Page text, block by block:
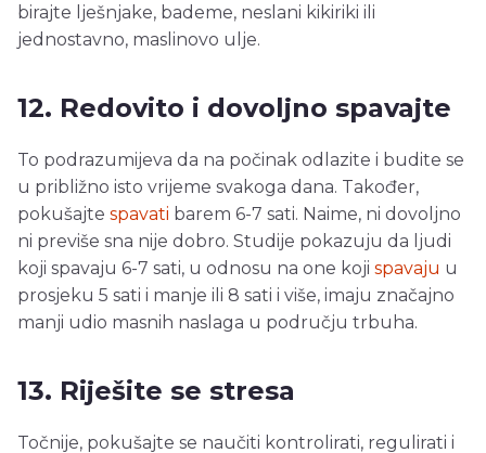
birajte lješnjake, bademe, neslani kikiriki ili
jednostavno, maslinovo ulje.
12. Redovito i dovoljno spavajte
To podrazumijeva da na počinak odlazite i budite se
u približno isto vrijeme svakoga dana. Također,
pokušajte spavati barem 6-7 sati. Naime, ni dovoljno
ni previše sna nije dobro. Studije pokazuju da ljudi
koji spavaju 6-7 sati, u odnosu na one koji spavaju u
prosjeku 5 sati i manje ili 8 sati i više, imaju značajno
manji udio masnih naslaga u području trbuha.
13. Riješite se stresa
Točnije, pokušajte se naučiti kontrolirati, regulirati i